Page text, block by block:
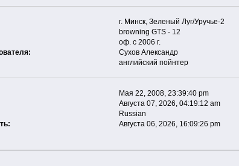
г. Минск, Зеленый Луг/Уручье-2
browning GTS - 12
оф. с 2006 г.
Сухов Александр
английский пойнтер
Мая 22, 2008, 23:39:40 pm
Августа 07, 2026, 04:19:12 am
Russian
Августа 06, 2026, 16:09:26 pm